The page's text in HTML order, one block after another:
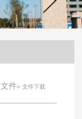
件» 文件下载